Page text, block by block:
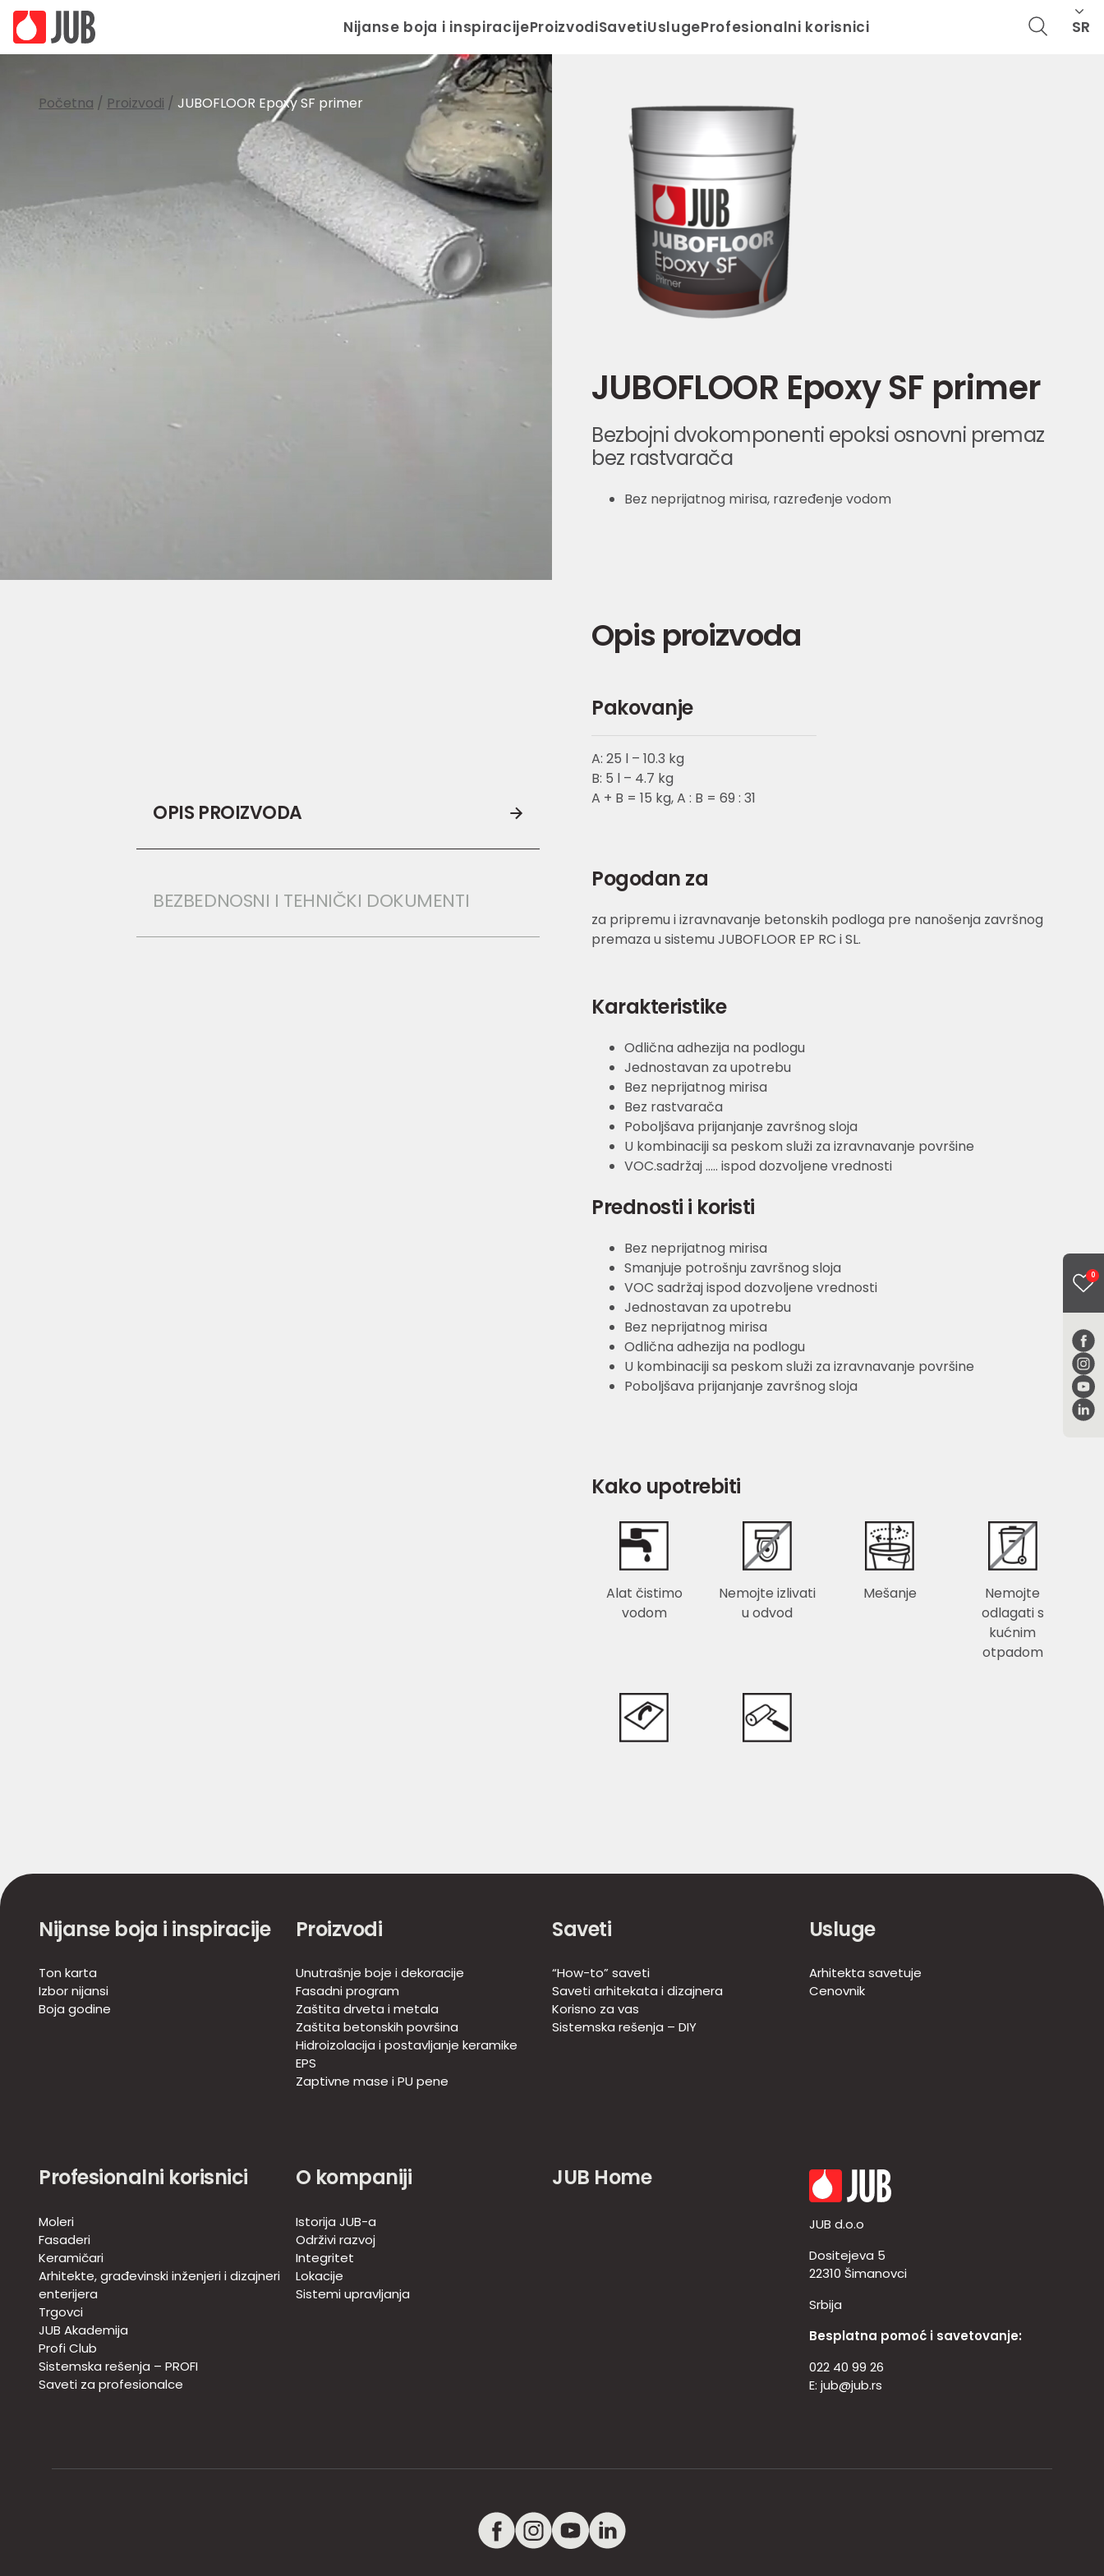
Nijanse boja i inspiracijeProizvodiSavetiUslugeProfesionalni korisnici SR
0
Početna / Proizvodi / JUBOFLOOR Epoxy SF primer
OPIS PROIZVODA
BEZBEDNOSNI I TEHNIČKI DOKUMENTI
JUBOFLOOR Epoxy SF primer
Bezbojni dvokomponenti epoksi osnovni premaz
bez rastvarača
Bez neprijatnog mirisa, razređenje vodom
Opis proizvoda
Pakovanje
A: 25 l – 10.3 kg
B: 5 l – 4.7 kg
A + B = 15 kg, A : B = 69 : 31
Pogodan za
za pripremu i izravnavanje betonskih podloga pre nanošenja završnog
premaza u sistemu JUBOFLOOR EP RC i SL.
Karakteristike
Odlična adhezija na podlogu
Jednostavan za upotrebu
Bez neprijatnog mirisa
Bez rastvarača
Poboljšava prijanjanje završnog sloja
U kombinaciji sa peskom služi za izravnavanje površine
VOC.sadržaj ..... ispod dozvoljene vrednosti
Prednosti i koristi
Bez neprijatnog mirisa
Smanjuje potrošnju završnog sloja
VOC sadržaj ispod dozvoljene vrednosti
Jednostavan za upotrebu
Bez neprijatnog mirisa
Odlična adhezija na podlogu
U kombinaciji sa peskom služi za izravnavanje površine
Poboljšava prijanjanje završnog sloja
Kako upotrebiti
Alat čistimo
vodom
Nemojte izlivati
u odvod
Mešanje
Nemojte
odlagati s
kućnim
otpadom
Nijanse boja i inspiracije
Ton karta
Izbor nijansi
Boja godine
Proizvodi
Unutrašnje boje i dekoracije
Fasadni program
Zaštita drveta i metala
Zaštita betonskih površina
Hidroizolacija i postavljanje keramike
EPS
Zaptivne mase i PU pene
Saveti
“How-to” saveti
Saveti arhitekata i dizajnera
Korisno za vas
Sistemska rešenja – DIY
Usluge
Arhitekta savetuje
Cenovnik
Profesionalni korisnici
Moleri
Fasaderi
Keramičari
Arhitekte, građevinski inženjeri i dizajneri
enterijera
Trgovci
JUB Akademija
Profi Club
Sistemska rešenja – PROFI
Saveti za profesionalce
O kompaniji
Istorija JUB-a
Održivi razvoj
Integritet
Lokacije
Sistemi upravljanja
JUB Home
JUB d.o.o
Dositejeva 5
22310 Šimanovci
Srbija
Besplatna pomoć i savetovanje:
022 40 99 26
E: jub@jub.rs